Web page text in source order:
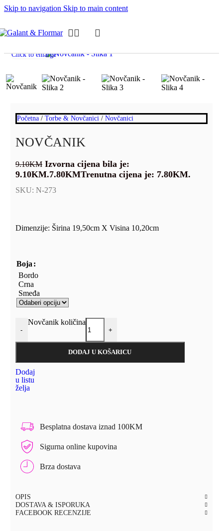
Skip to navigation Skip to main content
Click to enlarge
Početna / Torbe & Novčanici / Novčanici
NOVČANIK
9.10KM Izvorna cijena bila je:
9.10KM.7.80KMTrenutna cijena je: 7.80KM.
SKU: N-273
Dimenzije: Širina 19,50cm X Visina 10,20cm
Boja
Bordo
Crna
Smeđa
-
Novčanik količina
+
DODAJ U KOŠARICU
Dodaj
u listu
želja
Besplatna dostava iznad 100KM
Sigurna online kupovina
Brza dostava
OPIS
DOSTAVA & ISPORUKA
FACEBOOK RECENZIJE